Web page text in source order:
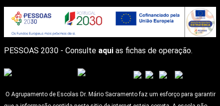
PESSOAS 2030 - Consulte aqui as fichas de operação.
O Agrupamento de Escolas Dr. Mário Sacramento faz um esforço para garantir